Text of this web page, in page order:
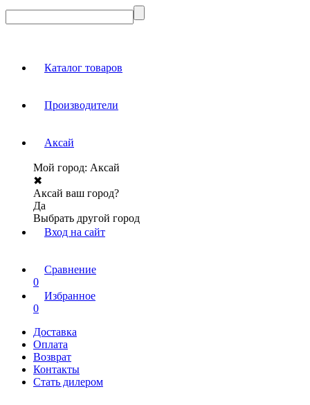
Каталог товаров
Производители
Аксай
Мой город: Аксай
✖
Аксай ваш город?
Да
Выбрать другой город
Вход на сайт
Сравнение
0
Избранное
0
Доставка
Оплата
Возврат
Контакты
Стать дилером